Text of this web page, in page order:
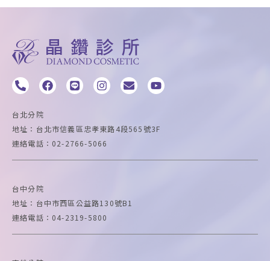
P
h
n
e
-
a
l
F
a
b
o
o
k
L
i
I
n
a
g
r
a
E
n
l
o
e
Y
o
u
b
台北分院
地址：台北市信義區忠孝東路4段565號3F
連絡電話：02-2766-5066
台中分院
地址：台中市西區公益路130號B1
連絡電話：04-2319-5800